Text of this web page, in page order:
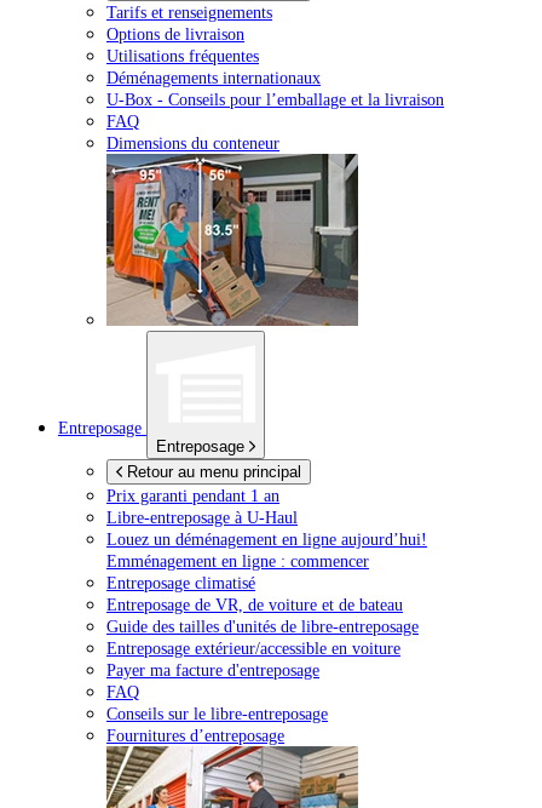
Tarifs et renseignements
Options de livraison
Utilisations fréquentes
Déménagements internationaux
U-Box - Conseils pour l’emballage et la livraison
FAQ
Dimensions du conteneur
Entreposage
Entreposage
Retour au menu principal
Prix garanti pendant 1 an
Libre-entreposage à U-Haul
Louez un déménagement en ligne aujourd’hui!
Emménagement en ligne : commencer
Entreposage climatisé
Entreposage de VR, de voiture et de bateau
Guide des tailles d'unités de libre-entreposage
Entreposage extérieur/accessible en voiture
Payer ma facture d'entreposage
FAQ
Conseils sur le libre-entreposage
Fournitures d’entreposage